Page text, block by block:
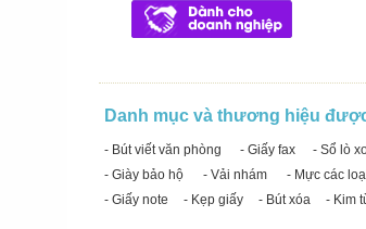
Danh mục và thương hiệu
- Bút viết văn phòng - Giấy fax - Sổ lò
- Giày bảo hộ
- Vải nhám - Mực các
- Giấy note
- Kẹp giấy - Bút xóa - Kim